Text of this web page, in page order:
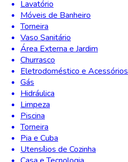
Lavatório
Móveis de Banheiro
Torneira
Vaso Sanitário
Área Externa e Jardim
Churrasco
Eletrodoméstico e Acessórios
Gás
Hidráulica
Limpeza
Piscina
Torneira
Pia e Cuba
Utensílios de Cozinha